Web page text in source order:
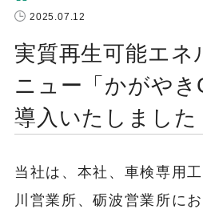
2025.07.12
実質再生可能エネ
ニュー「かがやき
導入いたしました
当社は、本社、車検専用
川営業所、砺波営業所に